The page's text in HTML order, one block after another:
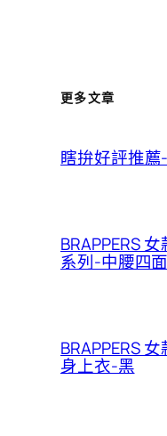
更多文章
瞎拚好評推薦
BRAPPERS
系列-中腰四
BRAPPERS
身上衣-黑